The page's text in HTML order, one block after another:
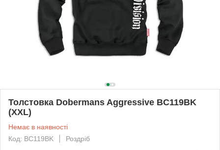
Толстовка Dobermans Aggressive BC119BK
(XXL)
Немає в наявності
Код: BC119BK
Роздріб